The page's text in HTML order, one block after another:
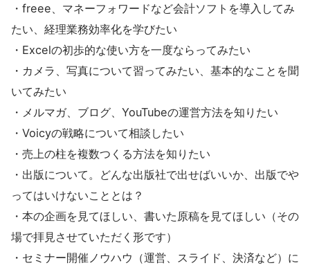
・freee、マネーフォワードなど会計ソフトを導入してみ
たい、経理業務効率化を学びたい
・Excelの初歩的な使い方を一度ならってみたい
・カメラ、写真について習ってみたい、基本的なことを聞
いてみたい
・メルマガ、ブログ、YouTubeの運営方法を知りたい
・Voicyの戦略について相談したい
・売上の柱を複数つくる方法を知りたい
・出版について。どんな出版社で出せばいいか、出版でや
ってはいけないこととは？
・本の企画を見てほしい、書いた原稿を見てほしい（その
場で拝見させていただく形です）
・セミナー開催ノウハウ（運営、スライド、決済など）に